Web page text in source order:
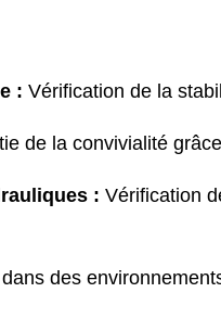
: Vérification de la
de la convivialité
: Vérification
des